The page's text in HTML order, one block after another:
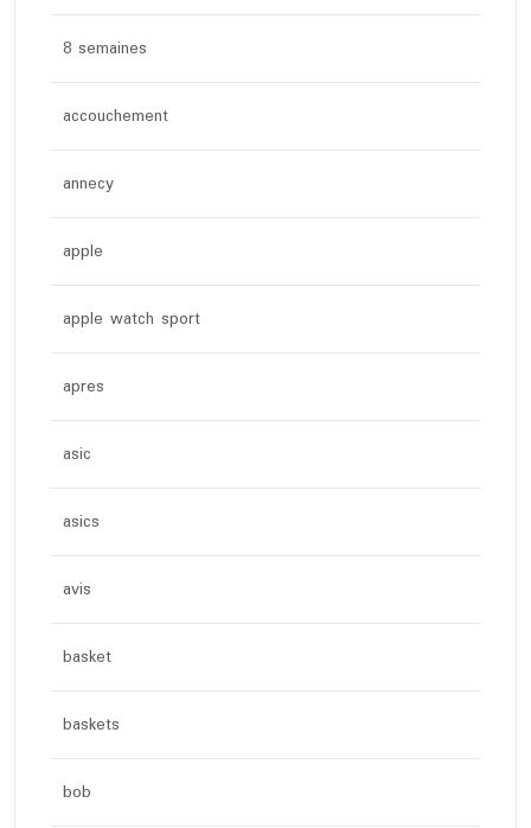
8 semaines
accouchement
annecy
apple
apple watch sport
apres
asic
asics
avis
basket
baskets
bob